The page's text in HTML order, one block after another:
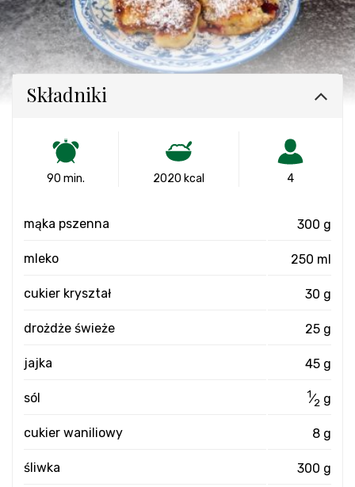
Składniki
90 min. 2020 kcal 4
mąka pszenna 300 g
mleko 250 ml
cukier kryształ 30 g
drożdże świeże 25 g
jajka 45 g
sól 1⁄2 g
cukier waniliowy 8 g
śliwka 300 g